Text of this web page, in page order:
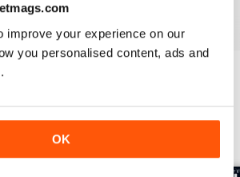
improve your experience on our
you personalised content, ads and
OK
FUTURE
View All